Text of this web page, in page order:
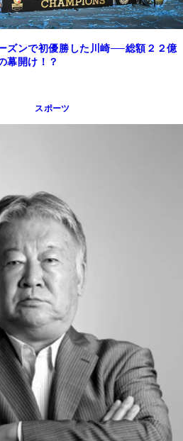
ズンで初優勝した川崎──総額２２億
幕開け！？
スポーツ